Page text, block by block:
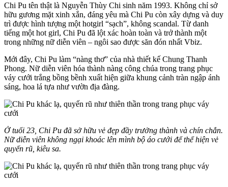
Chi Pu tên thật là Nguyễn Thùy Chi sinh năm 1993. Không chỉ sở
hữu gương mặt xinh xắn, đáng yêu mà Chi Pu còn xây dựng và duy
trì được hình tượng một hotgirl “sạch”, không scandal. Từ danh
tiếng một hot girl, Chi Pu đã lột xác hoàn toàn và trở thành một
trong những nữ diễn viên – ngôi sao được săn đón nhất Vbiz.
Mới đây, Chi Pu làm “nàng thơ” của nhà thiết kế Chung Thanh
Phong. Nữ diễn viên hóa thành nàng công chúa trong trang phục
váy cưới trắng bồng bềnh xuất hiện giữa khung cảnh tràn ngập ánh
sáng, hoa lá tựa như vườn địa đàng.
Ở tuổi 23, Chi Pu đã sở hữu vẻ đẹp đầy trưởng thành và chín chắn.
Nữ diễn viên không ngại khoác lên mình bộ áo cưới để thể hiện vẻ
quyến rũ, kiêu sa.